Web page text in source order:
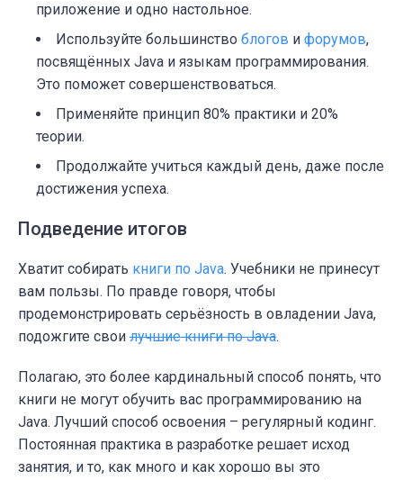
приложение и одно настольное.
Используйте большинство блогов и форумов,
посвящённых Java и языкам программирования.
Это поможет совершенствоваться.
Применяйте принцип 80% практики и 20%
теории.
Продолжайте учиться каждый день, даже после
достижения успеха.
Подведение итогов
Хватит собирать книги по Java. Учебники не принесут
вам пользы. По правде говоря, чтобы
продемонстрировать серьёзность в овладении Java,
подожгите свои лучшие книги по Java.
Полагаю, это более кардинальный способ понять, что
книги не могут обучить вас программированию на
Java. Лучший способ освоения – регулярный кодинг.
Постоянная практика в разработке решает исход
занятия, и то, как много и как хорошо вы это